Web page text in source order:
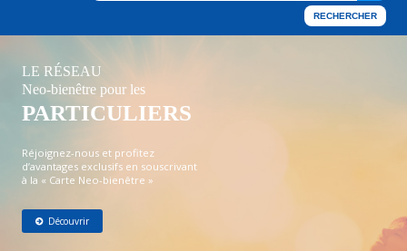
LE RÉSEAU
Neo-bienêtre pour les
PARTICULIERS
Réjoignez-nous et profitez
d’avantages exclusifs en souscrivant
à la « Carte Neo-bienêtre »
Découvrir